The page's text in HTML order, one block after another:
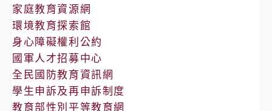
家庭教育資源網
環境教育探索館
身心障礙權利公約
國軍人才招募中心
全民國防教育資訊網
學生申訴及再申訴制度
教育部性別平等教育網